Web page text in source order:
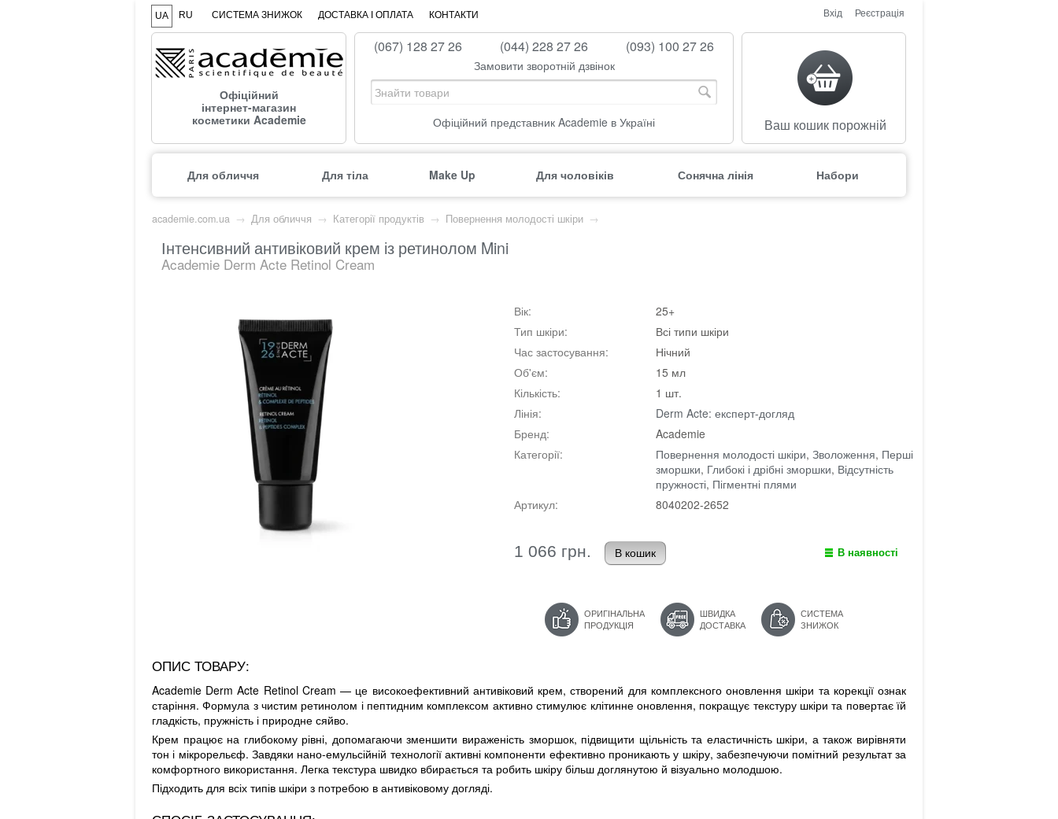
UA RU СИСТЕМА ЗНИЖОК ДОСТАВКА І ОПЛАТА КОНТАКТИ Вхід Реєстрація
Офіційний
інтернет-магазин
косметики Academie
(067) 128 27 26 (044) 228 27 26 (093) 100 27 26
Замовити зворотній дзвінок
Офіційний представник Academie в Україні Ваш кошик порожній
Для обличчя Для тіла Make Up Для чоловіків Сонячна лінія Набори
academie.com.ua → Для обличчя → Категорії продуктів → Повернення молодості шкіри →
Інтенсивний антивіковий крем із ретинолом Mini
Academie Derm Acte Retinol Cream
Вік:
25+
Тип шкіри:
Всі типи шкіри
Час застосування:
Нічний
Об'єм:
15 мл
Кількість:
1 шт.
Лінія:
Derm Acte: експерт-догляд
Бренд:
Academie
Категорії:
Повернення молодості шкіри, Зволоження, Перші
зморшки, Глибокі і дрібні зморшки, Відсутність
пружності, Пігментні плями
Артикул:
8040202-2652
В наявності
1 066 грн.
ОРИГІНАЛЬНА
ПРОДУКЦІЯ
ШВИДКА
ДОСТАВКА
СИСТЕМА
ЗНИЖОК
ОПИС ТОВАРУ:
Academie Derm Acte Retinol Cream — це високоефективний антивіковий крем, створений для комплексного оновлення шкіри та корекції ознак
старіння. Формула з чистим ретинолом і пептидним комплексом активно стимулює клітинне оновлення, покращує текстуру шкіри та повертає їй
гладкість, пружність і природне сяйво.
Крем працює на глибокому рівні, допомагаючи зменшити вираженість зморшок, підвищити щільність та еластичність шкіри, а також вирівняти
тон і мікрорельєф. Завдяки нано-емульсійній технології активні компоненти ефективно проникають у шкіру, забезпечуючи помітний результат за
комфортного використання. Легка текстура швидко вбирається та робить шкіру більш доглянутою й візуально молодшою.
Підходить для всіх типів шкіри з потребою в антивіковому догляді.